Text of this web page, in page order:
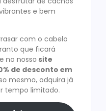
e bem
com o cabelo
que ficará
no nosso site
de desconto em
mesmo, adquira já
tempo limitado.